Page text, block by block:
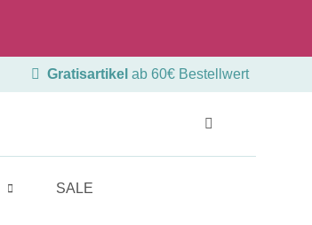
Gratisartikel ab 60€ Bestellwert
SALE